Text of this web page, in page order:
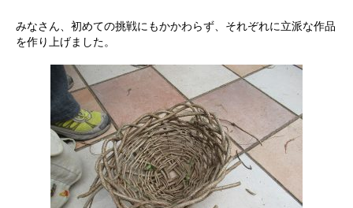
みなさん、初めての挑戦にもかかわらず、それぞれに立派な作品
を作り上げました。